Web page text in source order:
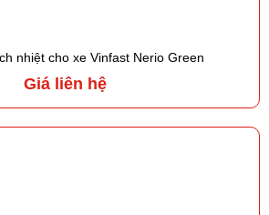
nhiệt cho xe Vinfast Nerio Green
Giá liên hệ